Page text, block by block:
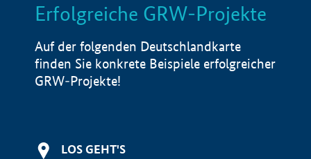
LISTE Info
Erfolgreiche GRW-Projekte
Auf der folgenden Deutschlandkarte
finden Sie konkrete Beispiele erfolgreicher
GRW-Projekte!
LOS GEHT'S